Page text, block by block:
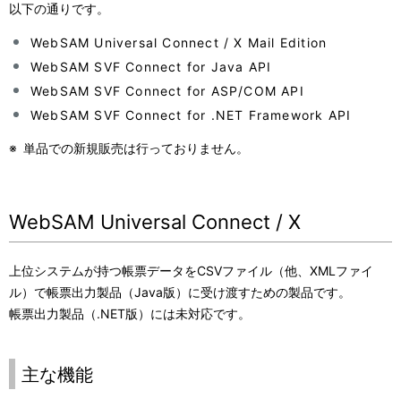
す
。
以下の通りです。
WebSAM Universal Connect / X Mail Edition
WebSAM SVF Connect for Java API
WebSAM SVF Connect for ASP/COM API
WebSAM SVF Connect for .NET Framework API
※ 単品での新規販売は行っておりません。
WebSAM Universal Connect / X
上位システムが持つ帳票データをCSVファイル（他、XMLファイ
ル）で帳票出力製品（Java版）に受け渡すための製品です。
帳票出力製品（.NET版）には未対応です。
主な機能